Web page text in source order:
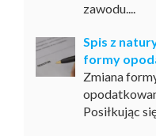
zawodu....
Spis z
formy
Zmiana
Posiłkując